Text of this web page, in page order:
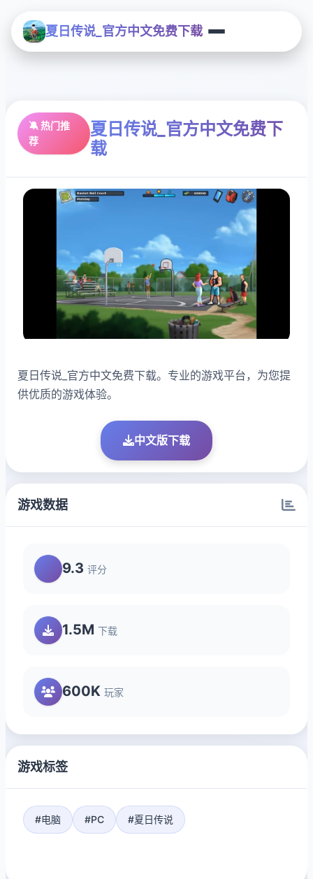
夏日传说_官方中文免费下载
🔕 热门推
荐
夏日传说_官方中文免费下
载
夏日传说_官方中文免费下载。专业的游戏平台，为您提
供优质的游戏体验。
中文版下载
游戏数据
9.3 评分
1.5M 下载
600K 玩家
游戏标签
#电脑 #PC #夏日传说